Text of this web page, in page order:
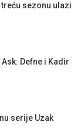
treću sezonu ulazi
Defne i Kadir
serije Uzak